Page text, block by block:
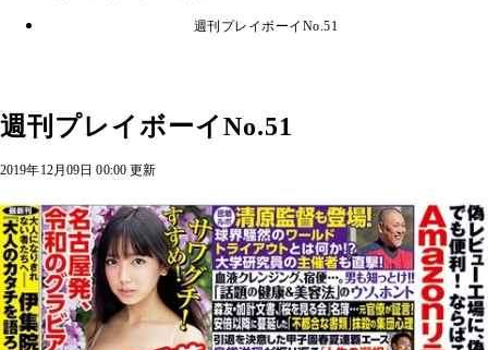
週刊プレイボーイNo.51
週刊プレイボーイNo.51
2019年12月09日 00:00 更新